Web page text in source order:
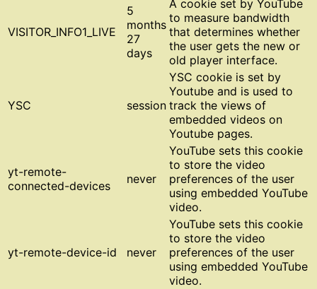
VISITOR_INFO1_LIVE
5
months
27
days
A cookie set by YouTube
to measure bandwidth
that determines whether
the user gets the new or
old player interface.
YSC session
YSC cookie is set by
Youtube and is used to
track the views of
embedded videos on
Youtube pages.
yt-remote-
connected-devices
never
YouTube sets this cookie
to store the video
preferences of the user
using embedded YouTube
video.
yt-remote-device-id never
YouTube sets this cookie
to store the video
preferences of the user
using embedded YouTube
video.